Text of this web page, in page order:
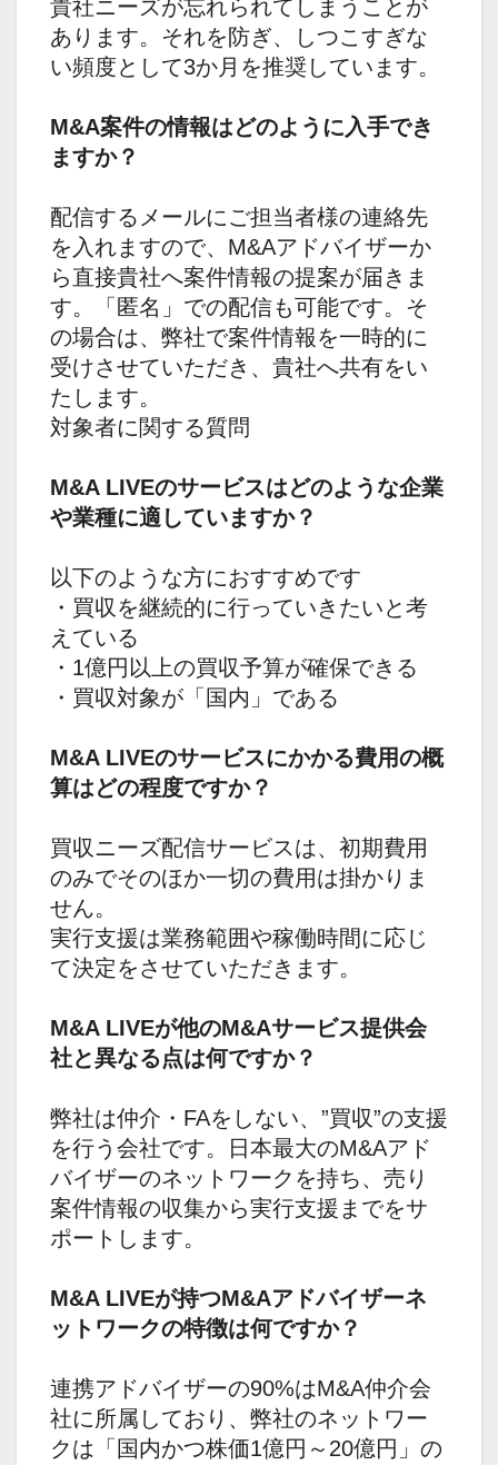
貴社ニーズが忘れられてしまうことが
あります。それを防ぎ、しつこすぎな
い頻度として3か月を推奨しています。
M&A案件の情報はどのように入手でき
ますか？
配信するメールにご担当者様の連絡先
を入れますので、M&Aアドバイザーか
ら直接貴社へ案件情報の提案が届きま
す。「匿名」での配信も可能です。そ
の場合は、弊社で案件情報を一時的に
受けさせていただき、貴社へ共有をい
たします。
対象者に関する質問
M&A LIVEのサービスはどのような企業
や業種に適していますか？
以下のような方におすすめです
・買収を継続的に行っていきたいと考
えている
・1億円以上の買収予算が確保できる
・買収対象が「国内」である
M&A LIVEのサービスにかかる費用の概
算はどの程度ですか？
買収ニーズ配信サービスは、初期費用
のみでそのほか一切の費用は掛かりま
せん。
実行支援は業務範囲や稼働時間に応じ
て決定をさせていただきます。
M&A LIVEが他のM&Aサービス提供会
社と異なる点は何ですか？
弊社は仲介・FAをしない、”買収”の支援
を行う会社です。日本最大のM&Aアド
バイザーのネットワークを持ち、売り
案件情報の収集から実行支援までをサ
ポートします。
M&A LIVEが持つM&Aアドバイザーネ
ットワークの特徴は何ですか？
連携アドバイザーの90%はM&A仲介会
社に所属しており、弊社のネットワー
クは「国内かつ株価1億円～20億円」の